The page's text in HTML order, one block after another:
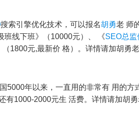
搜索引擎优化技术，可以报名胡勇老 师
班线下班》（10000元）、 《SEO总监
（1800元,最新价 格）。详情请加胡勇
年以来，一直用的非常有 用的方
有1000-2000元生 活费。详情请加胡